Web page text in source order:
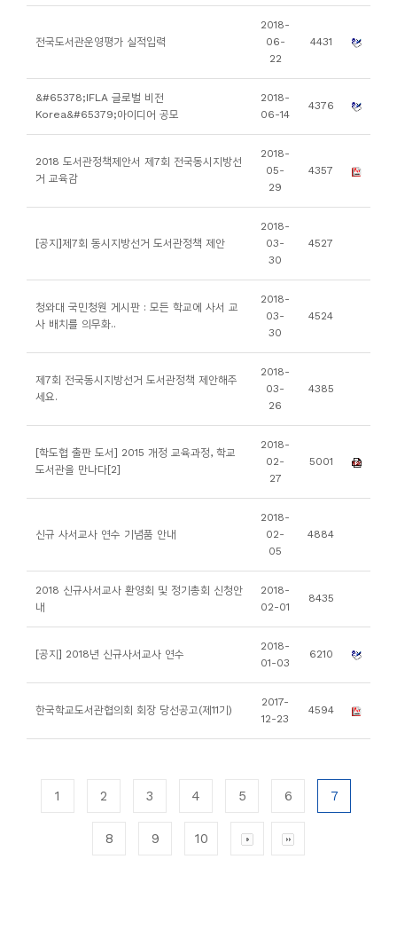
전국도서관운영평가 실적입력
2018-
06-
22
4431
&#65378;IFLA 글로벌 비전
Korea&#65379;아이디어 공모
2018-
06-14
4376
2018 도서관정책제안서 제7회 전국동시지방선
거 교육감
2018-
05-
29
4357
[공지]제7회 동시지방선거 도서관정책 제안
2018-
03-
30
4527
청와대 국민청원 게시판 : 모든 학교에 사서 교
사 배치를 의무화..
2018-
03-
30
4524
제7회 전국동시지방선거 도서관정책 제안해주
세요.
2018-
03-
26
4385
[학도협 출판 도서] 2015 개정 교육과정, 학교
도서관을 만나다[2]
2018-
02-
27
5001
신규 사서교사 연수 기념품 안내
2018-
02-
05
4884
2018 신규사서교사 환영회 및 정기총회 신청안
내
2018-
02-01
8435
[공지] 2018년 신규사서교사 연수
2018-
01-03
6210
한국학교도서관협의회 회장 당선공고(제11기)
2017-
12-23
4594
1 2 3 4 5 6 7
8 9 10
실